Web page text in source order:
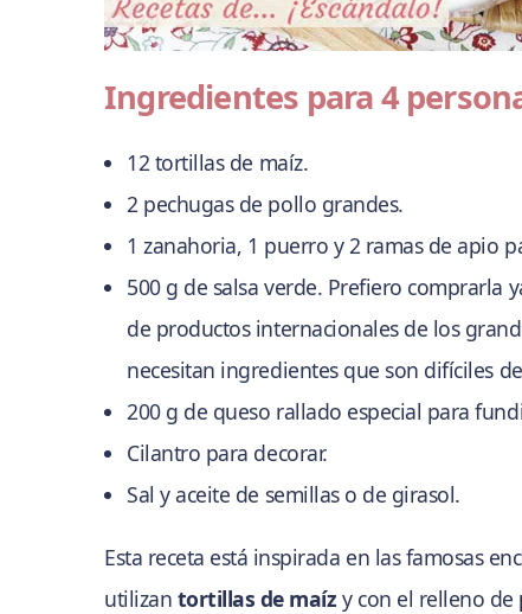
Ingredientes para 4
12 tortillas de maíz.
2 pechugas de pollo grandes.
1 zanahoria, 1 puerro y 2 ramas de apio
500 g de salsa verde. Prefiero comprarla
de productos internacionales de los
necesitan ingredientes que son difíciles
200 g de queso rallado especial para
Cilantro para decorar.
Sal y aceite de semillas o de girasol.
Esta receta está inspirada en las famosas
utilizan tortillas de maíz y con el relleno de